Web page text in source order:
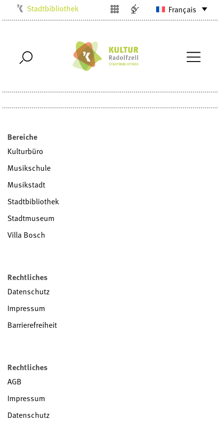
Musikschule
Stadtmuseum
Stadtbibliothek
Villa Bosch
Français
Bereiche
Kulturbüro
Musikschule
Musikstadt
Stadtbibliothek
Stadtmuseum
Villa Bosch
Rechtliches
Datenschutz
Impressum
Barrierefreiheit
Rechtliches
AGB
Impressum
Datenschutz